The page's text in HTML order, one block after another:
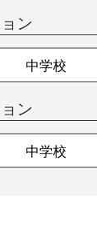
ン
中学校
ン
中学校